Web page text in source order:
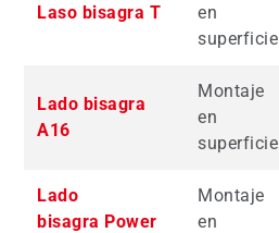
Laso bisagra T
en
superficie
Lado bisagra
A16
Montaje
en
superficie
Lado
bisagra Power
Montaje
en